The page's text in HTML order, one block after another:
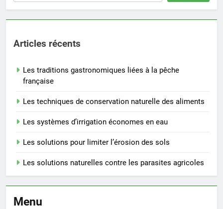
Articles récents
Les traditions gastronomiques liées à la pêche
française
Les techniques de conservation naturelle des aliments
Les systèmes d’irrigation économes en eau
Les solutions pour limiter l’érosion des sols
Les solutions naturelles contre les parasites agricoles
Menu